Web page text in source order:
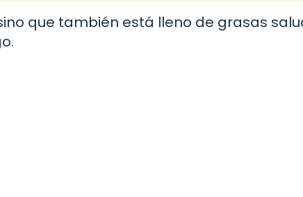
que también está lleno de grasas